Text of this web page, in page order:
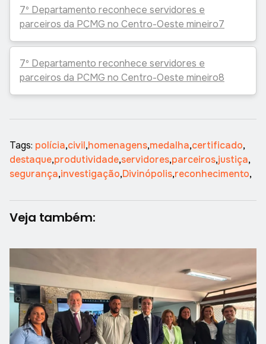
7º Departamento reconhece servidores e
parceiros da PCMG no Centro-Oeste mineiro7
7º Departamento reconhece servidores e
parceiros da PCMG no Centro-Oeste mineiro8
Tags: polícia,civil,homenagens,medalha,certificado,
destaque,produtividade,servidores,parceiros,justiça,
segurança,investigação,Divinópolis,reconhecimento,
Veja também: